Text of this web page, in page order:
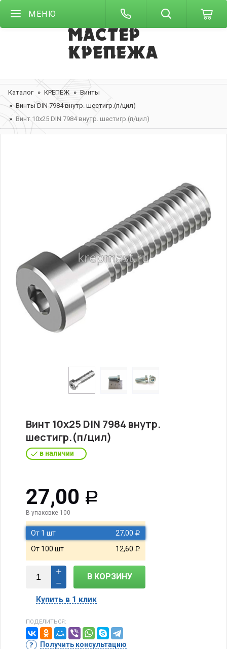
МЕНЮ
Каталог КРЕПЕЖ
Винты
Винты DIN 7984 внутр. шестигр.(п/цил)
Винт 10х25 DIN 7984 внутр. шестигр.(п/цил)
Винт 10х25 DIN 7984 внутр.
шестигр.(п/цил)
в наличии
27,00 Р
В упаковке 100
От 1 шт 27,00 Р
От 100 шт 12,60 Р
В КОРЗИНУ
Купить в 1 клик
ПОДЕЛИТЬСЯ:
Получить консультацию